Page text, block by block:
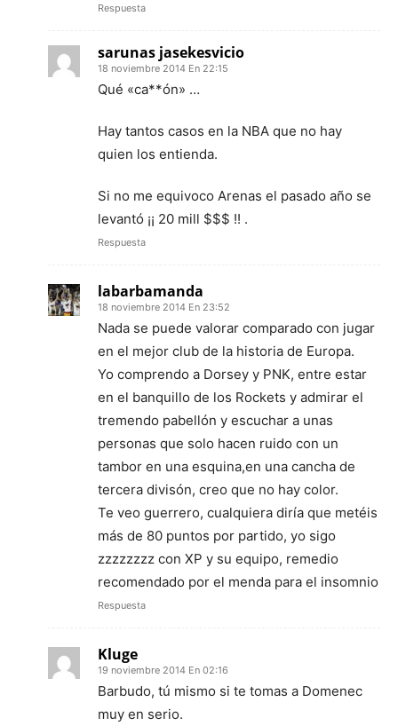
Respuesta
sarunas jasekesvicio
18 noviembre 2014 En 22:15
Qué «ca**ón» …
Hay tantos casos en la NBA que no hay
quien los entienda.
Si no me equivoco Arenas el pasado año se
levantó ¡¡ 20 mill $$$ !! .
Respuesta
labarbamanda
18 noviembre 2014 En 23:52
Nada se puede valorar comparado con jugar
en el mejor club de la historia de Europa.
Yo comprendo a Dorsey y PNK, entre estar
en el banquillo de los Rockets y admirar el
tremendo pabellón y escuchar a unas
personas que solo hacen ruido con un
tambor en una esquina,en una cancha de
tercera divisón, creo que no hay color.
Te veo guerrero, cualquiera diría que metéis
más de 80 puntos por partido, yo sigo
zzzzzzzz con XP y su equipo, remedio
recomendado por el menda para el insomnio
Respuesta
Kluge
19 noviembre 2014 En 02:16
Barbudo, tú mismo si te tomas a Domenec
muy en serio.